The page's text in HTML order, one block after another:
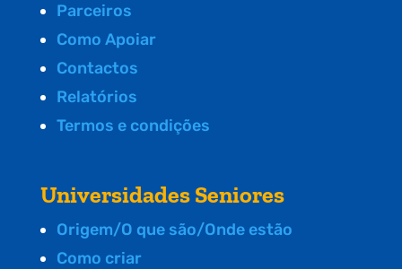
Parceiros
Como Apoiar
Contactos
Relatórios
Termos e condições
Universidades Seniores
Origem/O que são/Onde estão
Como criar